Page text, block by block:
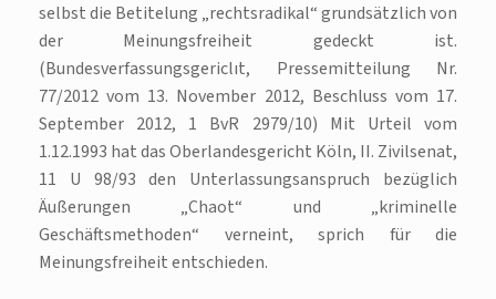
selbst die Betitelung „rechtsradikal“ grundsätzlich von
der Meinungsfreiheit gedeckt ist.
(Bundesverfassungsgericlıt, Pressemitteilung Nr.
77/2012 vom 13. November 2012, Beschluss vom 17.
September 2012, 1 BvR 2979/10) Mit Urteil vom
1.12.1993 hat das Oberlandesgericht Köln, II. Zivilsenat,
11 U 98/93 den Unterlassungsanspruch bezüglich
Äußerungen „Chaot“ und „kriminelle
Geschäftsmethoden“ verneint, sprich für die
Meinungsfreiheit entschieden.